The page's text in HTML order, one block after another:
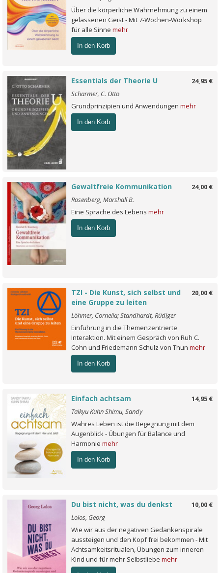
Über die körperliche Wahrnehmung zu einem
gelassenen Geist - Mit 7-Wochen-Workshop
für alle Sinne mehr
In den Korb
24,95 €
Essentials der Theorie U
Scharmer, C. Otto
Grundprinzipien und Anwendungen mehr
In den Korb
24,00 €
Gewaltfreie Kommunikation
Rosenberg, Marshall B.
Eine Sprache des Lebens mehr
In den Korb
20,00 €
TZI - Die Kunst, sich selbst und
eine Gruppe zu leiten
Löhmer, Cornelia; Standhardt, Rüdiger
Einführung in die Themenzentrierte
Interaktion. Mit einem Gespräch von Ruh C.
Cohn und Friedemann Schulz von Thun mehr
In den Korb
14,95 €
Einfach achtsam
Taikyu Kuhn Shimu, Sandy
Wahres Leben ist die Begegnung mit dem
Augenblick - Übungen für Balance und
Harmonie mehr
In den Korb
10,00 €
Du bist nicht, was du denkst
Lolos, Georg
Wie wir aus der negativen Gedankenspirale
aussteigen und den Kopf frei bekommen - Mit
Achtsamkeitsritualen, Übungen zum inneren
Kind und für mehr Selbstliebe mehr